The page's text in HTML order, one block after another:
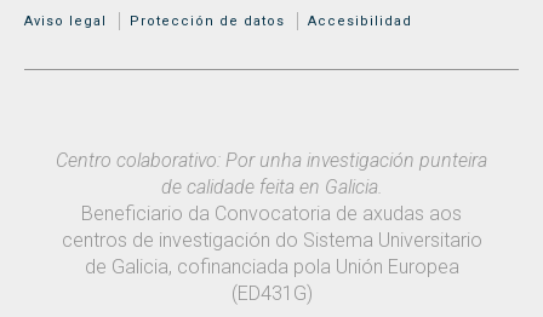
MENÚ ADICIONAL
Aviso legal Protección de datos Accesibilidad
Centro colaborativo: Por unha investigación punteira
de calidade feita en Galicia.
Beneficiario da Convocatoria de axudas aos
centros de investigación do Sistema Universitario
de Galicia, cofinanciada pola Unión Europea
(ED431G)